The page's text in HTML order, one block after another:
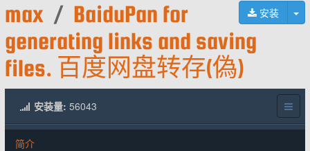
安装
max / BaiduPan for
generating links and saving
files. 百度网盘转存(偽)
安装量: 56043
简介